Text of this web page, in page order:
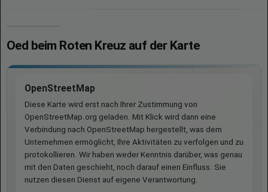
Oed beim Roten Kreuz auf der Karte
OpenStreetMap
Diese Karte wird erst nach Ihrer Zustimmung von
OpenStreetMap.org geladen. Mit Klick wird dann eine
Verbindung nach OpenStreetMap hergestellt, was dem
Unternehmen ermöglicht, Ihre Aktivitäten zu verfolgen und zu
protokollieren. Wir haben weder Kenntnis darüber, was genau
mit den Daten geschieht, noch darauf einen Einfluss. Sie
nutzen diesen Dienst auf eigene Verantwortung.